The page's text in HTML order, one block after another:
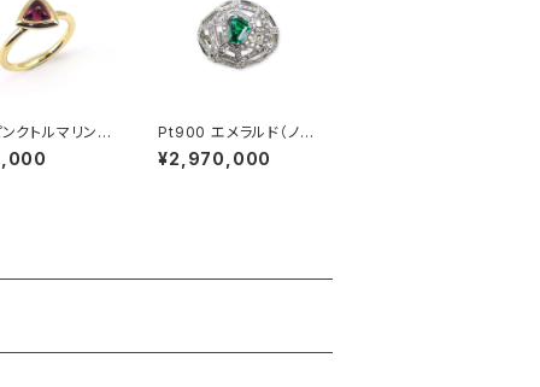
クトルマリン
Pt900 エメラルド（ノン
オイル） ダイヤモンド リ
ング
¥2,970,000